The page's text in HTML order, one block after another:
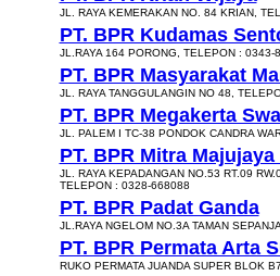
JL. RAYA KEMERAKAN NO. 84 KRIAN,
PT. BPR Kudamas
JL.RAYA 164 PORONG, TELEPON : 0343-
PT. BPR Masyarakat
JL. RAYA TANGGULANGIN NO 48,
PT. BPR Megakerta
JL. PALEM I TC-38 PONDOK CANDRA
PT. BPR Mitra
JL. RAYA KEPADANGAN NO.53 RT.09
TELEPON : 0328-668088
PT. BPR Padat Ganda
JL.RAYA NGELOM NO.3A TAMAN
PT. BPR Permata Arta
RUKO PERMATA JUANDA SUPER BLOK